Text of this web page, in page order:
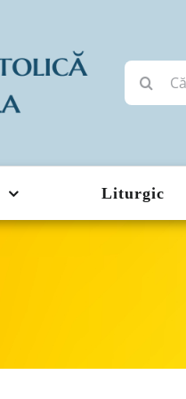
Cautare...
Liturgic